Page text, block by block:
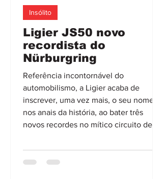
Ligier JS50 novo
recordista do
Nürburgring
Referência incontornável do
automobilismo, a Ligier acaba de
inscrever, uma vez mais, o seu nome
nos anais da história, ao bater três
novos recordes no mítico circuito de
célebre “Inferno Verde” não está
apenas ao alcance dos mais potentes
Insólito